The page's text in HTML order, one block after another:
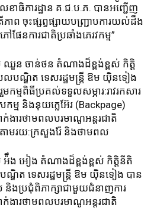
ខាធិការ​ដ្ឋាន​ គ.ជ.ប.ភ​. បានអញ្ជើញ
ាព​ ចុះផ្សព្វផ្សាយ​បញ្ជ្រាប​ការ​យល់​ដឹង​
ផែនការជាតិប្រឆាំងភេរវកម្ម”
ឈួន​ ចាន់ថន​ តំណាងដ៏ខ្ពង់ខ្ពស់ កិត្តិ
បណ្ឌិត ទេសរដ្ឋមន្ត្រី ឱម យ៉ិនទៀង
កម្មពិធីប្រគល់ទទួលសម្ភារ:​រាវរកសារ
កម្ម​ និង​នុយក្លេអ៊ែរ​ (Backpage)
ក់ងារថាមពលបរមាណូអន្តរជាតិ
ាមរយ:ក្រសួងរ៉ែ និងថាមពល​
អ៉ឹង អៀង តំណាងដ៏ខ្ពង់ខ្ពស់ កិត្តិនីតិ
ឌិត ទេសរដ្ឋមន្ត្រី ឱម យ៉ិនទៀង បាន
ងប្រជុំពិភាក្សាជាមួយជំនាញការ
ក់ងារថាមពលបរមាណូអន្តរជាតិ